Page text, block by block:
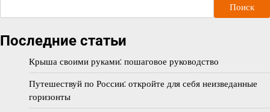
Поиск
Последние статьи
Крыша своими руками: пошаговое руководство
Путешествуй по России: откройте для себя неизведанные
горизонты